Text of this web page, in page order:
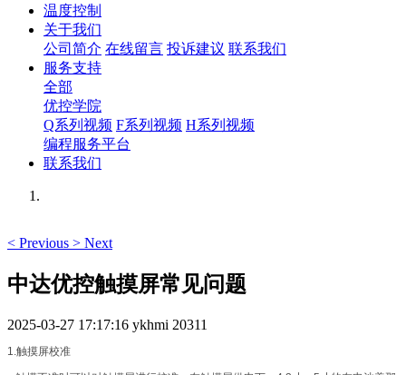
温度控制
关于我们
公司简介 在线留言 投诉建议 联系我们
服务支持
全部
优控学院
Q系列视频 F系列视频 H系列视频
编程服务平台
联系我们
< Previous > Next
中达优控触摸屏常见问题
2025-03-27 17:17:16 ykhmi 20311
1.触摸屏校准